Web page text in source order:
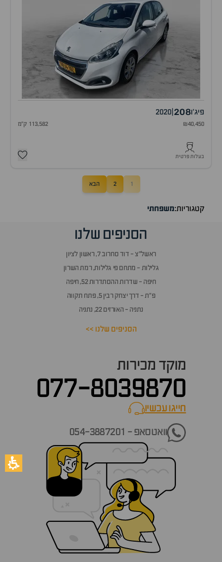
פיג'ו208
2020
₪40,450 113,582 ק"מ
בעלות פרטית
1
2 הבא
קטגוריות:משפחתי
הסניפים שלנו
ראשל״צ - דוד סחרוב 7, ראשון לציון
גלילות - מתחם פי גלילות, רמת השרון
חיפה - שדרות ההסתדרות 52, חיפה
פ״ת - דרך יצחק רבין 5, פתח תקווה
נתניה - האורזים 22, נתניה
הסניפים שלנו >>
מוקד מכירות
077-8039870
חייגו עכשיוcall now
וואטסאפ - 054-3887201